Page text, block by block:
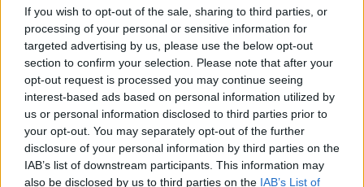
If you wish to opt-out of the sale, sharing to third parties, or
processing of your personal or sensitive information for
targeted advertising by us, please use the below opt-out
section to confirm your selection. Please note that after your
opt-out request is processed you may continue seeing
interest-based ads based on personal information utilized by
us or personal information disclosed to third parties prior to
your opt-out. You may separately opt-out of the further
disclosure of your personal information by third parties on the
IAB’s list of downstream participants. This information may
also be disclosed by us to third parties on the IAB’s List of
Octan-logó is ott van, Lord Biznisz ugyanis ennek a
cégnek az elnöke:) A közeli képeken lehet látni, hogy
mennyi apróságra odafigyeltek, például Emmet
arcán vannak aprócska felületi sérülések, a szemein
némi kis kopás, Benny-nek törött a sisakja és még
van egy pár ilyen kis kedvesség.Külön tetszett a
remek humorérzék, amivel a készítők a
társadalomról, a Lego-termékekről és a filmekről
is aranyos formában mondanak kritikát.
Felnőttként nézve félreérhetetlen a nem létező